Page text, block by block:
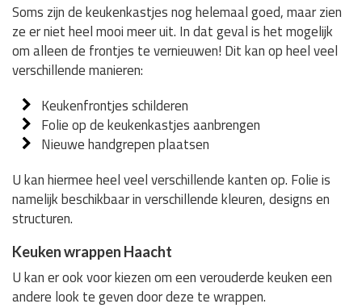
Soms zijn de keukenkastjes nog helemaal goed, maar zien
ze er niet heel mooi meer uit. In dat geval is het mogelijk
om alleen de frontjes te vernieuwen! Dit kan op heel veel
verschillende manieren:
Keukenfrontjes schilderen
Folie op de keukenkastjes aanbrengen
Nieuwe handgrepen plaatsen
U kan hiermee heel veel verschillende kanten op. Folie is
namelijk beschikbaar in verschillende kleuren, designs en
structuren.
Keuken wrappen Haacht
U kan er ook voor kiezen om een verouderde keuken een
andere look te geven door deze te wrappen.